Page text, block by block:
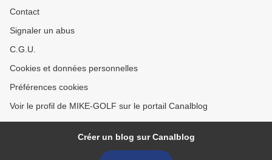
Contact
Signaler un abus
C.G.U.
Cookies et données personnelles
Préférences cookies
Voir le profil de MIKE-GOLF sur le portail Canalblog
Créer un blog sur Canalblog